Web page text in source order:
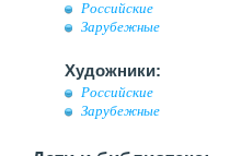
Российские
Зарубежные
Художники:
Российские
Зарубежные